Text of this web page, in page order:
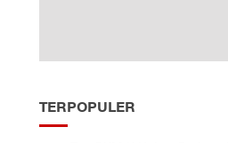
TERPOPULER